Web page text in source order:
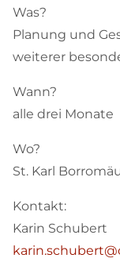
Was?
Planung und
weiterer
Wann?
alle drei Monate
Wo?
St. Karl
Kontakt:
Karin Schubert